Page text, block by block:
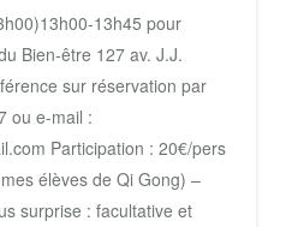
13h45 pour
Bien-être 127 av. J.J.
sur réservation par
ou e-mail :
Participation : 20€/pers
élèves de Qi Gong) –
surprise : facultative et